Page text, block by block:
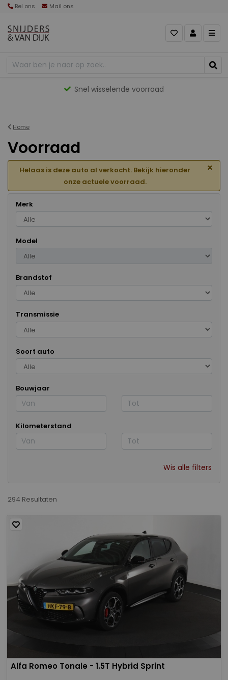
Bel ons Mail ons
Gevarieerd aanbod
Home
Voorraad
Helaas is deze auto al verkocht. Bekijk hieronder
onze actuele voorraad.
×
Merk
Model
Brandstof
Transmissie
Soort auto
Bouwjaar
Kilometerstand
Wis alle filters
294 Resultaten
Alfa Romeo Tonale - 1.5T Hybrid Sprint